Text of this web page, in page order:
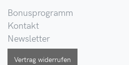
Bonusprogramm
Kontakt
Newsletter
Vertrag widerrufen